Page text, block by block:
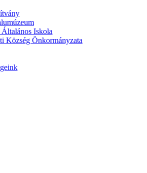
Általános Iskola
Község Önkormányzata